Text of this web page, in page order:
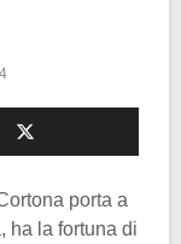
porta a
ha la fortuna di